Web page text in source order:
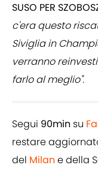
SUSO PER
c'era questo
Siviglia in
verranno
farlo al meglio".
Segui 90min su
restare
del Milan e della